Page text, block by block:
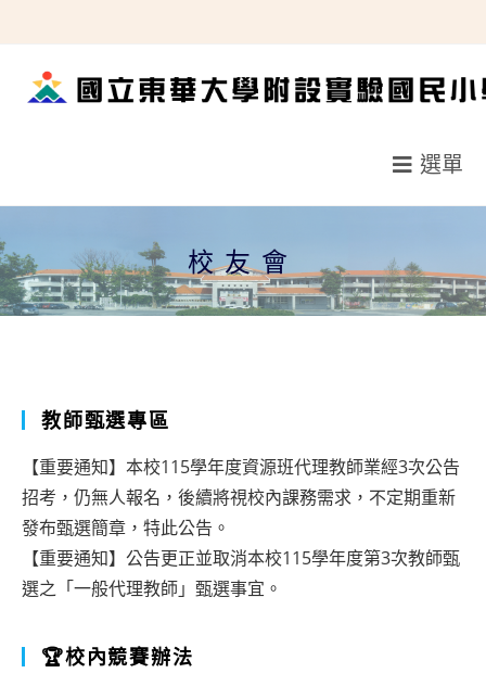
轉
選單
校友會
教師甄選專區
【重要通知】本校115學年度資源班代理教師業經3次公告
招考，仍無人報名，後續將視校內課務需求，不定期重新
發布甄選簡章，特此公告。
【重要通知】公告更正並取消本校115學年度第3次教師甄
選之「一般代理教師」甄選事宜。
🏆校內競賽辦法